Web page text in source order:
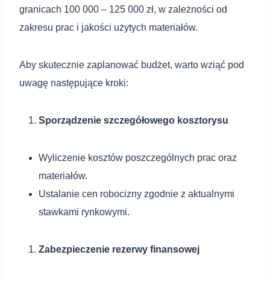
granicach 100 000 – 125 000 zł, w zależności od
zakresu prac i jakości użytych materiałów.
Aby skutecznie zaplanować budżet, warto wziąć pod
uwagę następujące kroki:
Sporządzenie szczegółowego kosztorysu
Wyliczenie kosztów poszczególnych prac oraz
materiałów.
Ustalanie cen robocizny zgodnie z aktualnymi
stawkami rynkowymi.
Zabezpieczenie rezerwy finansowej